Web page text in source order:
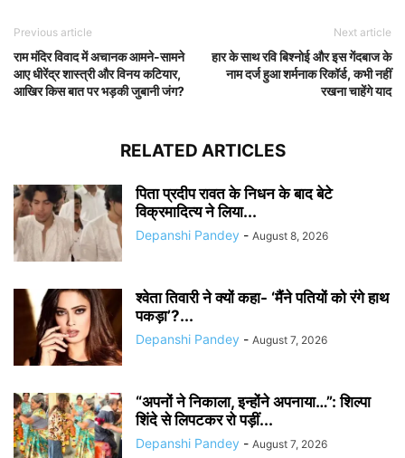
Previous article
राम मंदिर विवाद में अचानक आमने-सामने
आए धीरेंद्र शास्त्री और विनय कटियार,
आखिर किस बात पर भड़की जुबानी जंग?
Next article
हार के साथ रवि बिश्नोई और इस गेंदबाज के
नाम दर्ज हुआ शर्मनाक रिकॉर्ड, कभी नहीं
रखना चाहेंगे याद
RELATED ARTICLES
पिता प्रदीप रावत के निधन के बाद बेटे
विक्रमादित्य ने लिया...
Depanshi Pandey - August 8, 2026
श्वेता तिवारी ने क्यों कहा- ‘मैंने पतियों को रंगे हाथ
पकड़ा’?...
Depanshi Pandey - August 7, 2026
“अपनों ने निकाला, इन्होंने अपनाया…”: शिल्पा
शिंदे से लिपटकर रो पड़ीं...
Depanshi Pandey - August 7, 2026